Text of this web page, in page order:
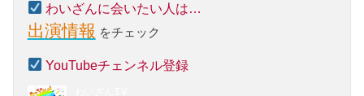
わいざんに会いたい人は…
出演情報 をチェック
YouTubeチェンネル登録